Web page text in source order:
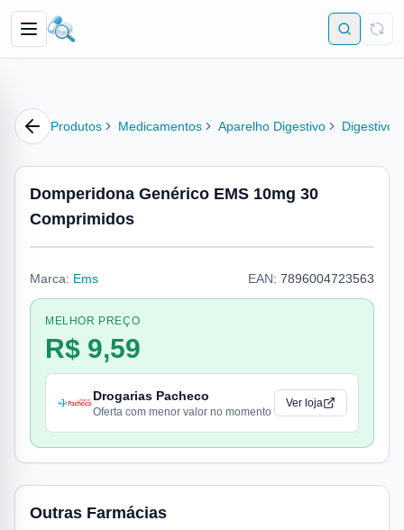
Produtos Medicamentos Aparelho Digestivo Digestivo
Domperidona Genérico EMS 10mg 30
Comprimidos
Marca: Ems EAN: 7896004723563
MELHOR PREÇO
R$ 9,59
Drogarias Pacheco
Oferta com menor valor no momento
Ver loja
Outras Farmácias